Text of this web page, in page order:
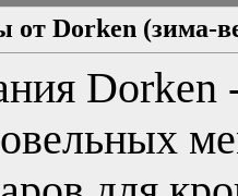
от Dorken (зима-
Dorken